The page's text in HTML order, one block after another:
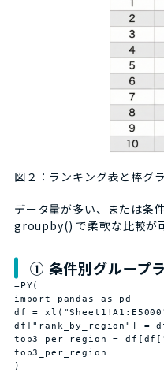
図２：ランキング表と棒グ
データ量が多い、または
groupby() で柔軟な比較が
① 条件別グループ
=PY(
import pandas as pd
df =
df["rank_by_region"] =
top3_per_region =
top3_per_region
)